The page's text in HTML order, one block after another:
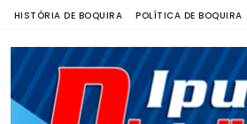
HISTÓRIA DE BOQUIRA POLÍTICA DE BOQUIRA